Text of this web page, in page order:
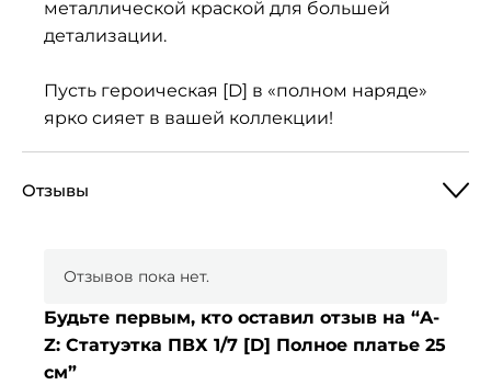
металлической краской для большей
детализации.
Пусть героическая [D] в «полном наряде»
ярко сияет в вашей коллекции!
Отзывы
Отзывов пока нет.
Будьте первым, кто оставил отзыв на “A-
Z: Статуэтка ПВХ 1/7 [D] Полное платье 25
см”